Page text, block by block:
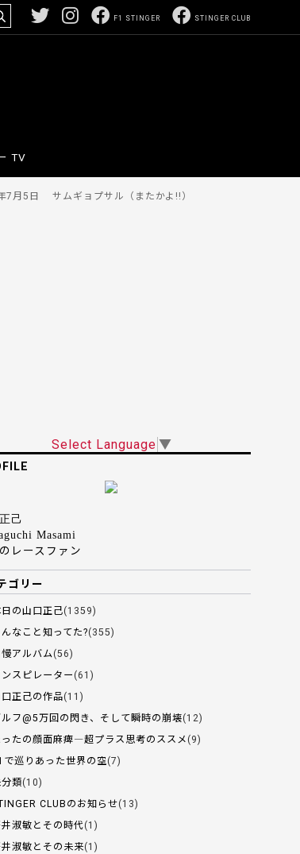
STINGER CLUB
F1 STINGER
TV
7月5日 サムギョプサル（またかよ!!）
Select Language ▼
己
Masami
レースファン
ゴリー
日の山口正己(1359)
んなこと知ってた?(355)
慢アルバム(56)
ンスピレーター(61)
正己の作品(11)
ルフ@5万回の閃き、そして瞬時の崩壊(12)
ったの顔面麻痺―超プラス思考のススメ(9)
で巡りあった世界の空(7)
分類(10)
CLUBのお知らせ(13)
淑敏とその時代(1)
淑敏とその未来(1)